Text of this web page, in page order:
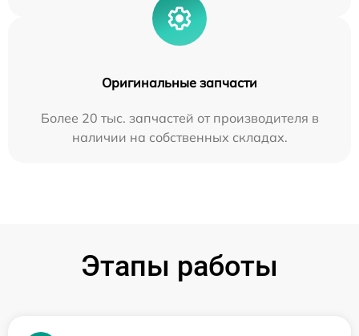
Оригинальные запчасти
Более 20 тыс. запчастей от производителя в
наличии на собственных складах.
Этапы работы